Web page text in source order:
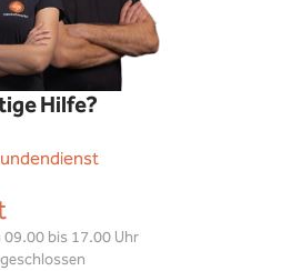
Hilfe?
bis 17.00 Uhr